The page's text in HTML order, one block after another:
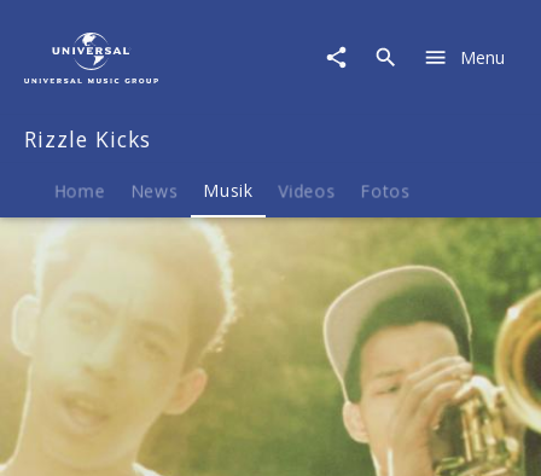
Musik
Down
Trumpets
Menu
Rizzle Kicks
Home News Musik Videos Fotos